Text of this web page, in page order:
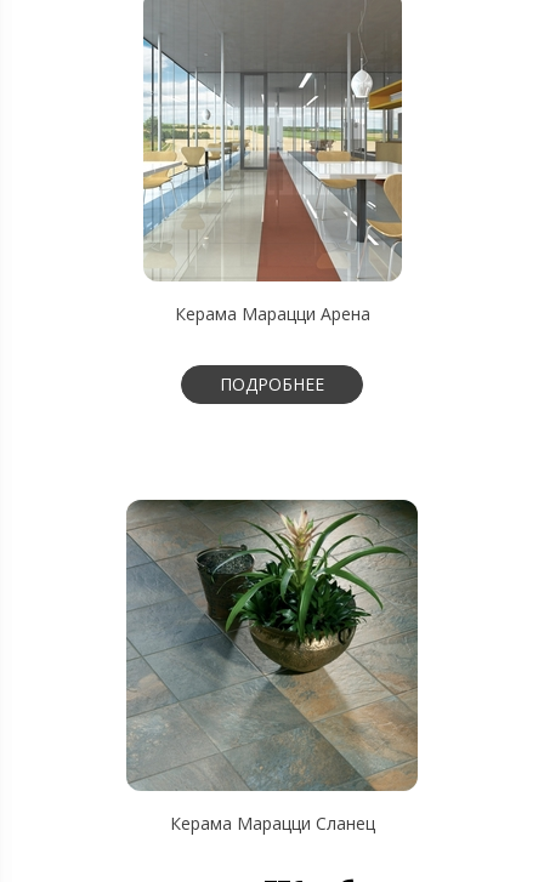
Керама Марацци Арена
ПОДРОБНЕЕ
Керама Марацци Сланец